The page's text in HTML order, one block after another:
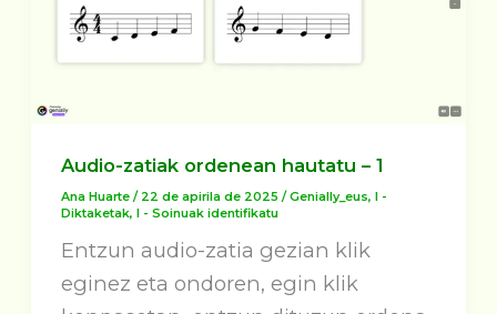
Audio-zatiak ordenean hautatu – 1
Ana Huarte/ 22 de apirila de 2025/Genially_eus,I -
Diktaketak,I - Soinuak identifikatu
Entzun audio-zatia gezian klik
eginez eta ondoren, egin klik